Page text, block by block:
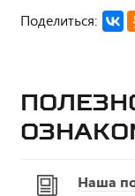
Поделиться:
Наша